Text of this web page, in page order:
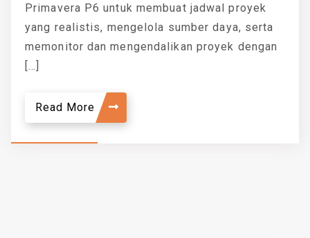
Primavera P6 untuk membuat jadwal proyek
yang realistis, mengelola sumber daya, serta
memonitor dan mengendalikan proyek dengan
[…]
Read More